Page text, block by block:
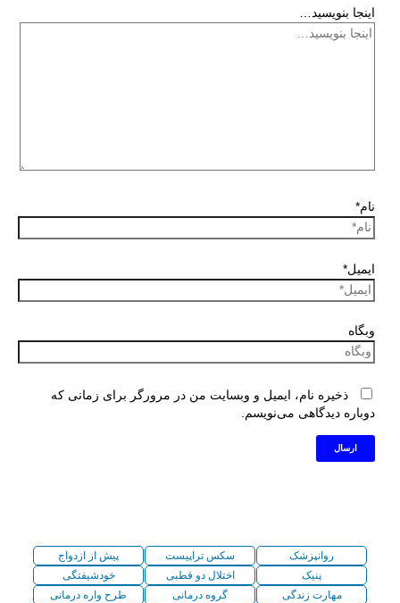
اینجا بنویسید…
نام*
ایمیل*
وبگاه
ذخیره نام، ایمیل و وبسایت من در مرورگر برای زمانی که
دوباره دیدگاهی می‌نویسم.
روانپزشک سکس تراپیست
پیش از ازدواج
پنیک
اختلال دو قطبی
خودشیفتگی
مهارت زندگی
گروه درمانی
طرح واره درمانی